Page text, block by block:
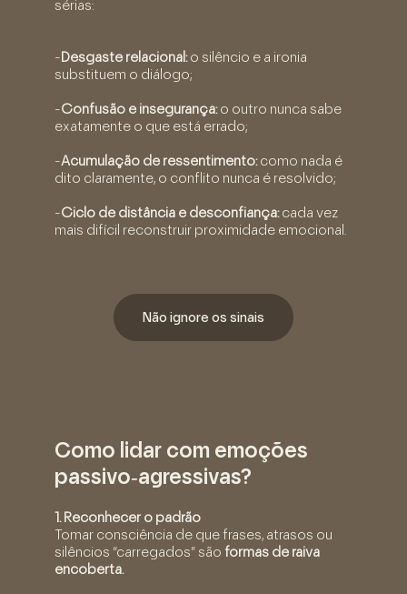
sérias:
- Desgaste relacional:o silêncio e a ironia
substituem o diálogo;
-Confusão e insegurança:o outro nunca sabe
exatamente o que está errado;
-Acumulação de ressentimento: como nada é
dito claramente, o conflito nunca é resolvido;
-Ciclo de distância e desconfiança:cada vez
mais difícil reconstruir proximidade emocional.
Não ignore os sinais
Como lidar com emoções
passivo‑agressivas?
1. Reconhecer o padrão
Tomar consciência de que frases, atrasos ou
silêncios “carregados” são formas de raiva
encoberta.